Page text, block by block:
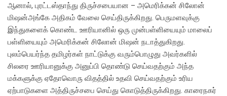
ஆனால், புரட்டஸ்தாந்து திருச்சபையான – அமெரிக்கன் சிலோன்
மிஷன்அங்கே அதிகம் வேலை செய்திருக்கிறது. பெருமளவுக்கு
இந்துகளைக் கொண்ட ஊரியானில் ஒரு முன்பள்ளியையும் மாலைப்
பள்ளியையும் அமெரிக்கன் சிலோன் மிஷன் நடாத்துகிறது.
புலம்பெயர்ந்த தமிழர்கள் நாட்டுக்கு வரும்பொழுது அவர்களில்
சிலரை ஊரியானுக்கு அனுப்பி தொண்டு செய்வதற்கும் அந்த
மக்களுக்கு ஏதோவொரு விதத்தில் உதவி செய்வதற்கும் உரிய
ஏற்பாடுகளை அத்திருச்சபை செய்து கொடுத்திருக்கிறது. காரைநகர்